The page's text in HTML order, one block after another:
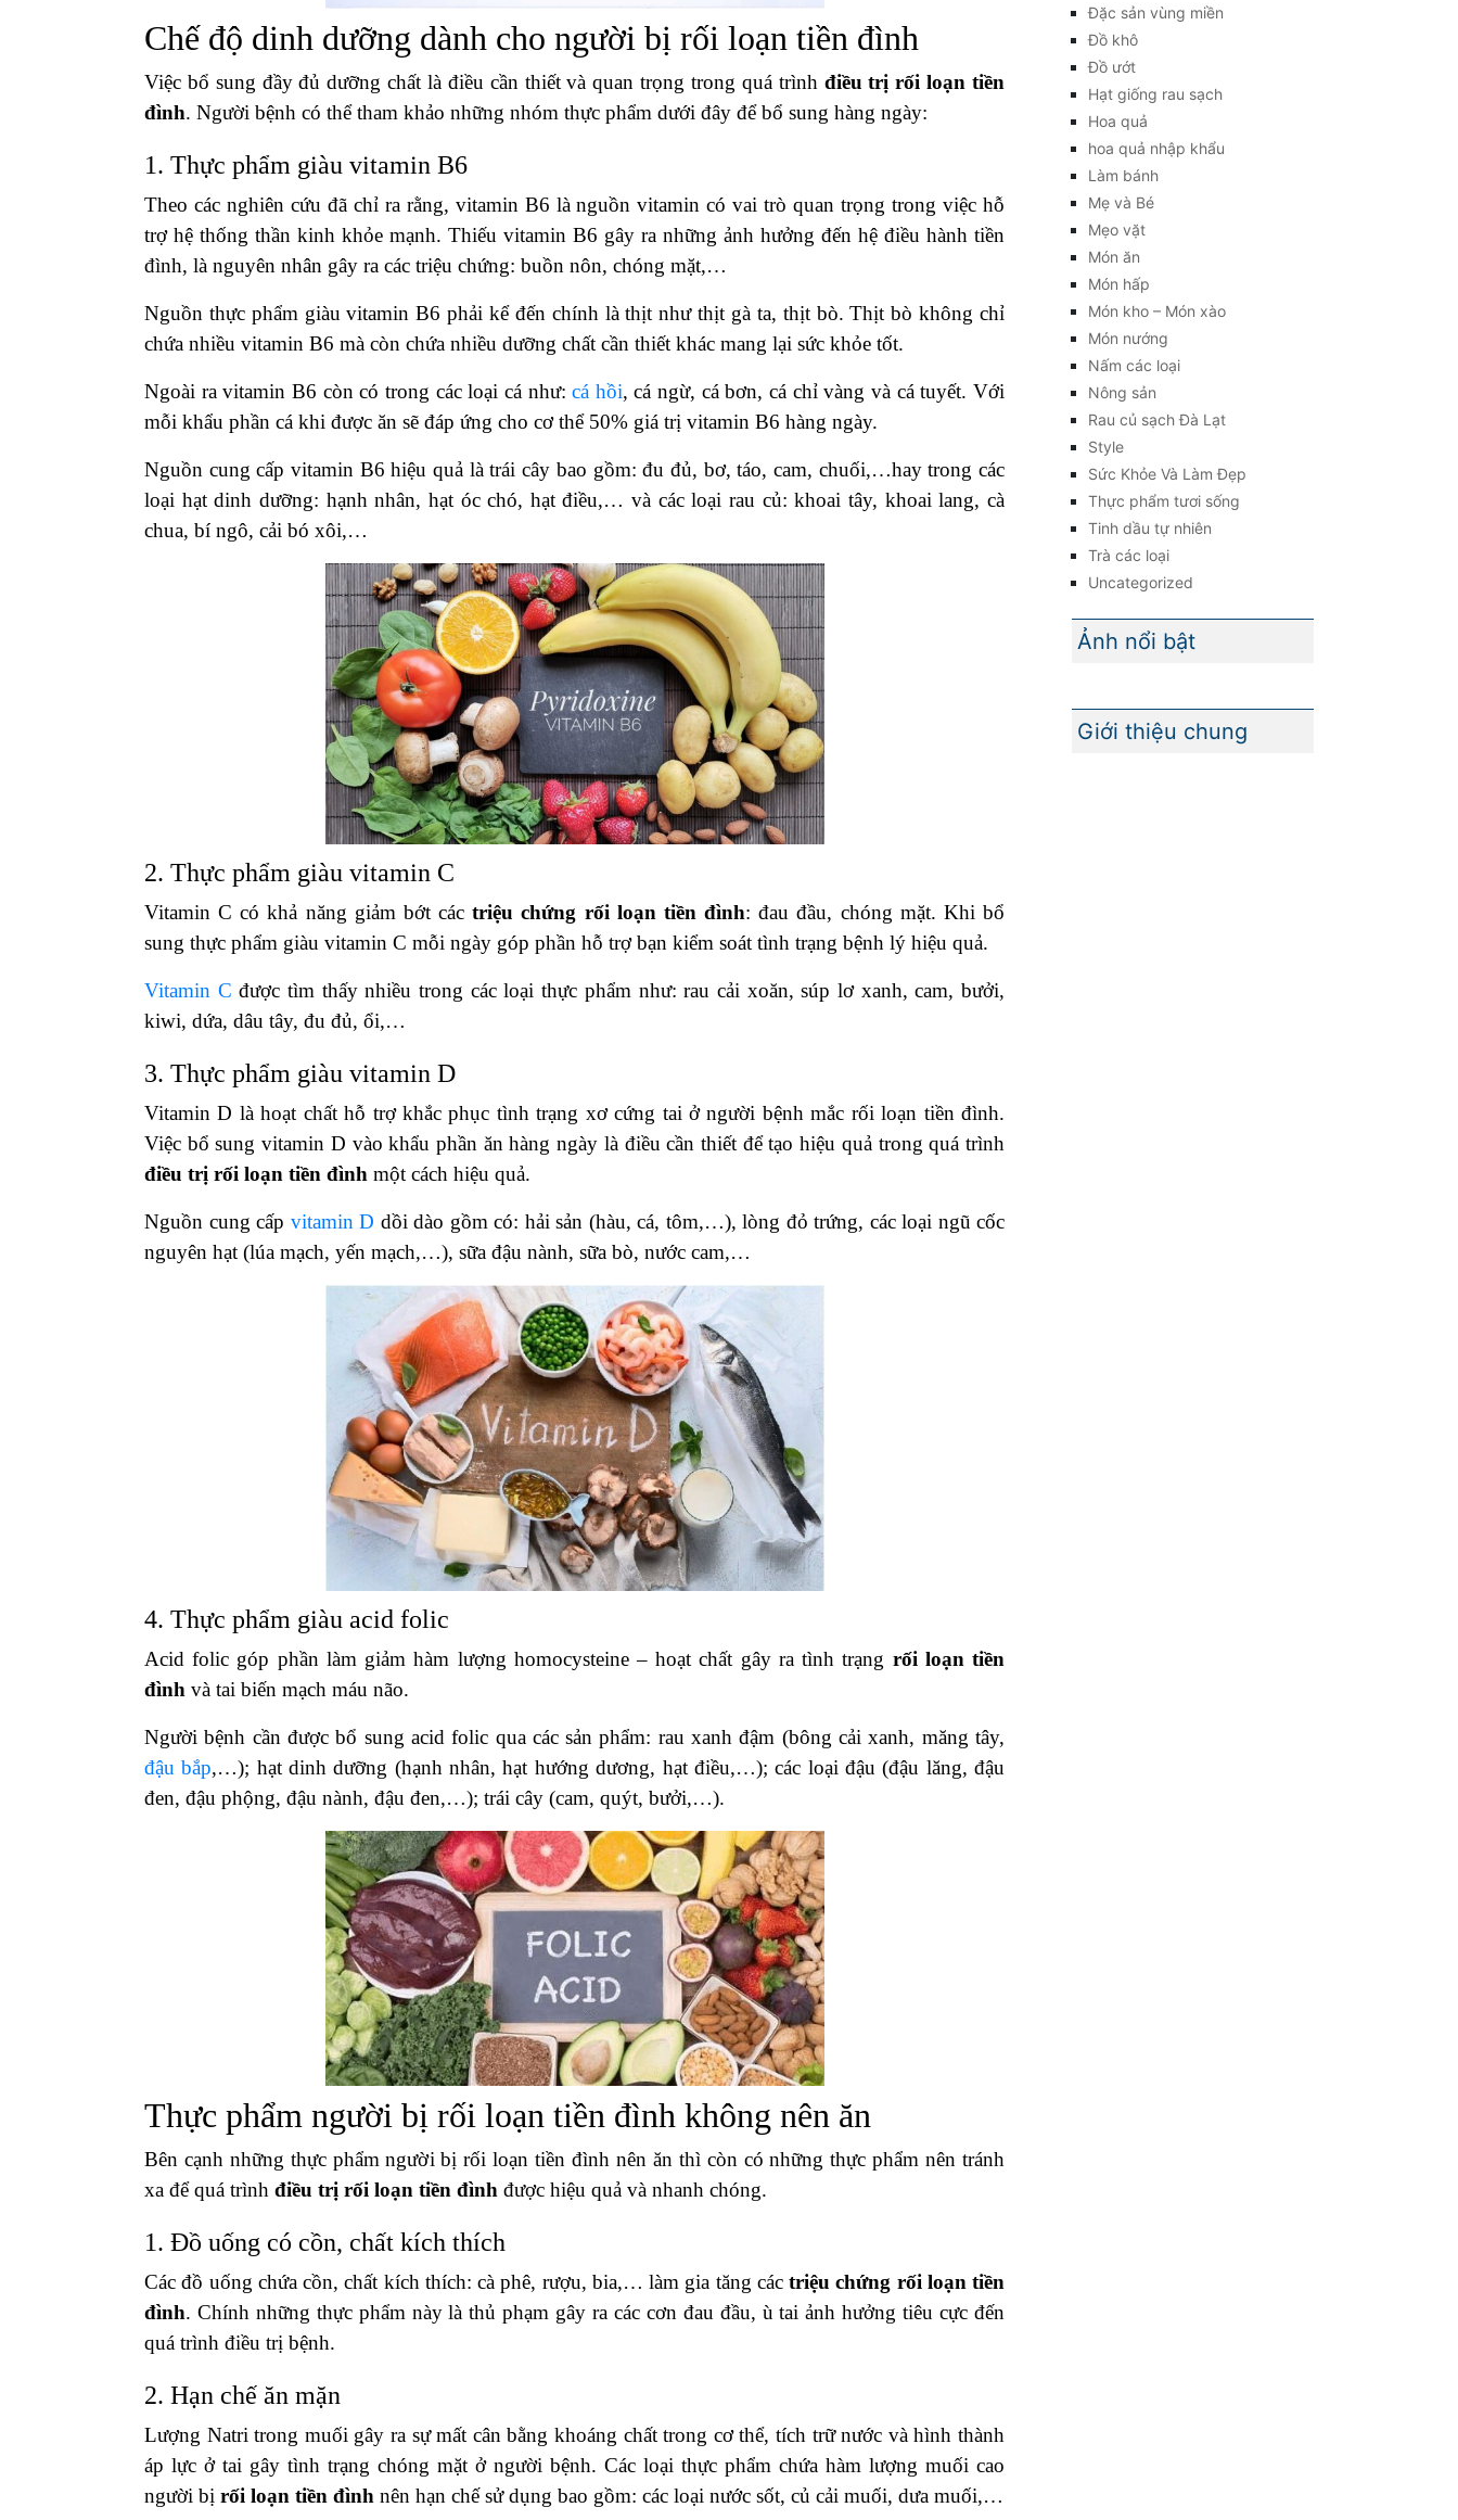
Chế độ dinh dưỡng dành cho người bị rối loạn tiền đình
Việc bổ sung đầy đủ dưỡng chất là điều cần thiết và quan trọng trong quá trình điều trị rối loạn tiền
đình. Người bệnh có thể tham khảo những nhóm thực phẩm dưới đây để bổ sung hàng ngày:
1. Thực phẩm giàu vitamin B6
Theo các nghiên cứu đã chỉ ra rằng, vitamin B6 là nguồn vitamin có vai trò quan trọng trong việc hỗ
trợ hệ thống thần kinh khỏe mạnh. Thiếu vitamin B6 gây ra những ảnh hưởng đến hệ điều hành tiền
đình, là nguyên nhân gây ra các triệu chứng: buồn nôn, chóng mặt,…
Nguồn thực phẩm giàu vitamin B6 phải kể đến chính là thịt như thịt gà ta, thịt bò. Thịt bò không chỉ
chứa nhiều vitamin B6 mà còn chứa nhiều dưỡng chất cần thiết khác mang lại sức khỏe tốt.
Ngoài ra vitamin B6 còn có trong các loại cá như:cá hồi, cá ngừ, cá bơn, cá chỉ vàng và cá tuyết. Với
mỗi khẩu phần cá khi được ăn sẽ đáp ứng cho cơ thể 50% giá trị vitamin B6 hàng ngày.
Nguồn cung cấp vitamin B6 hiệu quả là trái cây bao gồm: đu đủ, bơ, táo, cam, chuối,…hay trong các
loại hạt dinh dưỡng: hạnh nhân, hạt óc chó, hạt điều,… và các loại rau củ: khoai tây, khoai lang, cà
chua, bí ngô, cải bó xôi,…
2. Thực phẩm giàu vitamin C
Vitamin C có khả năng giảm bớt cáctriệu chứng rối loạn tiền đình: đau đầu, chóng mặt. Khi bổ
sung thực phẩm giàu vitamin C mỗi ngày góp phần hỗ trợ bạn kiểm soát tình trạng bệnh lý hiệu quả.
Vitamin C được tìm thấy nhiều trong các loại thực phẩm như: rau cải xoăn, súp lơ xanh, cam, bưởi,
kiwi, dứa, dâu tây, đu đủ, ổi,…
3. Thực phẩm giàu vitamin D
Vitamin D là hoạt chất hỗ trợ khắc phục tình trạng xơ cứng tai ở người bệnh mắc rối loạn tiền đình.
Việc bổ sung vitamin D vào khẩu phần ăn hàng ngày là điều cần thiết để tạo hiệu quả trong quá trình
điều trị rối loạn tiền đình một cách hiệu quả.
Nguồn cung cấp vitamin D dồi dào gồm có: hải sản (hàu, cá, tôm,…), lòng đỏ trứng, các loại ngũ cốc
nguyên hạt (lúa mạch, yến mạch,…), sữa đậu nành, sữa bò, nước cam,…
4. Thực phẩm giàu acid folic
Acid folic góp phần làm giảm hàm lượng homocysteine – hoạt chất gây ra tình trạng rối loạn tiền
đình và tai biến mạch máu não.
Người bệnh cần được bổ sung acid folic qua các sản phẩm: rau xanh đậm (bông cải xanh, măng tây,
đậu bắp,…); hạt dinh dưỡng (hạnh nhân, hạt hướng dương, hạt điều,…); các loại đậu (đậu lăng, đậu
đen, đậu phộng, đậu nành, đậu đen,…); trái cây (cam, quýt, bưởi,…).
Thực phẩm người bị rối loạn tiền đình không nên ăn
Bên cạnh những thực phẩm người bị rối loạn tiền đình nên ăn thì còn có những thực phẩm nên tránh
xa để quá trình điều trị rối loạn tiền đình được hiệu quả và nhanh chóng.
1. Đồ uống có cồn, chất kích thích
Các đồ uống chứa cồn, chất kích thích: cà phê, rượu, bia,… làm gia tăng các triệu chứng rối loạn tiền
đình. Chính những thực phẩm này là thủ phạm gây ra các cơn đau đầu, ù tai ảnh hưởng tiêu cực đến
quá trình điều trị bệnh.
2. Hạn chế ăn mặn
Lượng Natri trong muối gây ra sự mất cân bằng khoáng chất trong cơ thể, tích trữ nước và hình thành
áp lực ở tai gây tình trạng chóng mặt ở người bệnh. Các loại thực phẩm chứa hàm lượng muối cao
người bị rối loạn tiền đình nên hạn chế sử dụng bao gồm: các loại nước sốt, củ cải muối, dưa muối,…
Đặc sản vùng miền
Đồ khô
Đồ ướt
Hạt giống rau sạch
Hoa quả
hoa quả nhập khẩu
Làm bánh
Mẹ và Bé
Mẹo vặt
Món ăn
Món hấp
Món kho – Món xào
Món nướng
Nấm các loại
Nông sản
Rau củ sạch Đà Lạt
Style
Sức Khỏe Và Làm Đẹp
Thực phẩm tươi sống
Tinh dầu tự nhiên
Trà các loại
Uncategorized
Ảnh nổi bật
Giới thiệu chung